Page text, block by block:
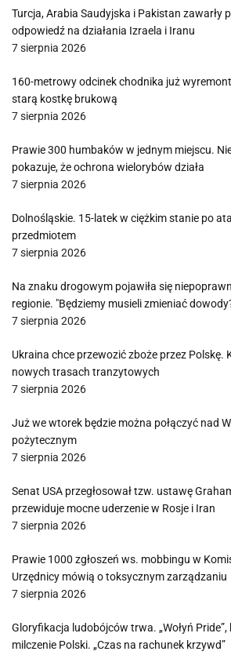
Turcja, Arabia Saudyjska i Pakistan zawarły
odpowiedź na działania Izraela i Iranu
7 sierpnia 2026
160-metrowy odcinek chodnika już
starą kostkę brukową
7 sierpnia 2026
Prawie 300 humbaków w jednym miejscu.
pokazuje, że ochrona wielorybów działa
7 sierpnia 2026
Dolnośląskie. 15-latek w ciężkim stanie po
przedmiotem
7 sierpnia 2026
Na znaku drogowym pojawiła się
regionie. "Będziemy musieli zmieniać
7 sierpnia 2026
Ukraina chce przewozić zboże przez Polskę.
nowych trasach tranzytowych
7 sierpnia 2026
Już we wtorek będzie można połączyć nad
pożytecznym
7 sierpnia 2026
Senat USA przegłosował tzw. ustawę
przewiduje mocne uderzenie w Rosje i Iran
7 sierpnia 2026
Prawie 1000 zgłoszeń ws. mobbingu w
Urzędnicy mówią o toksycznym zarządzaniu
7 sierpnia 2026
Gloryfikacja ludobójców trwa. „Wołyń
milczenie Polski. „Czas na rachunek krzywd”